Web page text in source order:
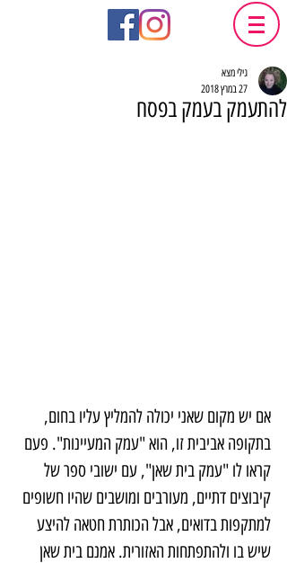
להתעמק בעמק בפסח
גילי מצא
27 במרץ 2018
אם יש מקום שאני יכולה להמליץ עליו בחום,
בתקופה אביבית זו, הוא "עמק המעיינות". פעם
קראו לו "עמק בית שאן", עם ישובי ספר של
קיבוצים דתיים, מעורבים ומושבים שהיו חשופים
למתקפות בדואים, אבל הכותרת חטאה להיצע
שיש בו ולהתפתחות האזורית. אמנם בית שאן